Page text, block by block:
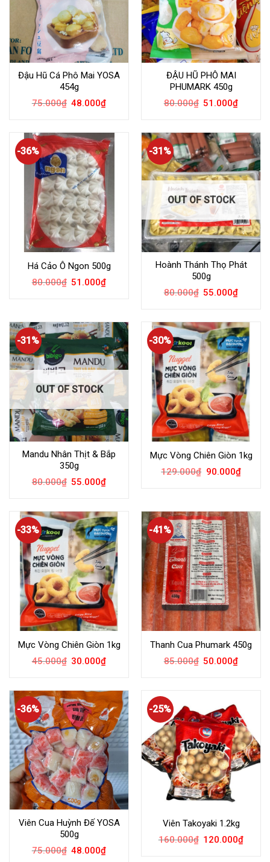
Đậu Hũ Cá Phô Mai YOSA
454g
75.000₫ 48.000₫
ĐẬU HŨ PHÔ MAI
PHUMARK 450g
80.000₫ 51.000₫
-36%
Há Cảo Ô Ngon 500g
80.000₫ 51.000₫
-31%
OUT OF STOCK
Hoành Thánh Thọ Phát
500g
80.000₫ 55.000₫
-31%
OUT OF STOCK
Mandu Nhân Thịt & Bắp
350g
80.000₫ 55.000₫
-30%
Mực Vòng Chiên Giòn 1kg
129.000₫ 90.000₫
-33%
Mực Vòng Chiên Giòn 1kg
45.000₫ 30.000₫
-41%
Thanh Cua Phumark 450g
85.000₫ 50.000₫
-36%
Viên Cua Huỳnh Đế YOSA
500g
75.000₫ 48.000₫
-25%
Viên Takoyaki 1.2kg
160.000₫ 120.000₫